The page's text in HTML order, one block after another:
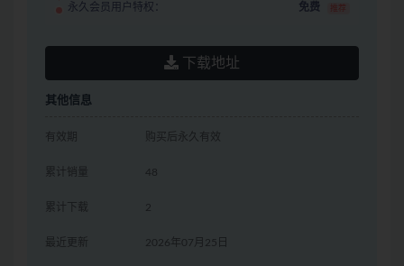
永久会员用户特权： 免费 推荐
下载地址
其他信息
有效期 购买后永久有效
累计销量 48
累计下载 2
最近更新 2026年07月25日